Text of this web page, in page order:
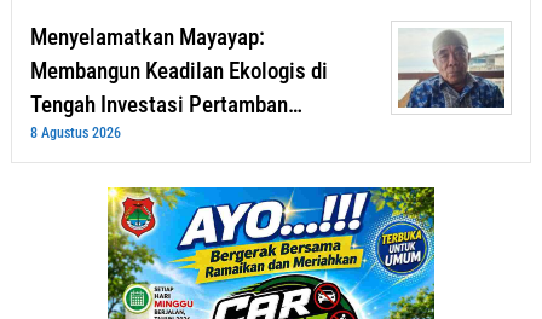
Menyelamatkan Mayayap:
Membangun Keadilan Ekologis di
Tengah Investasi Pertamban…
8 Agustus 2026